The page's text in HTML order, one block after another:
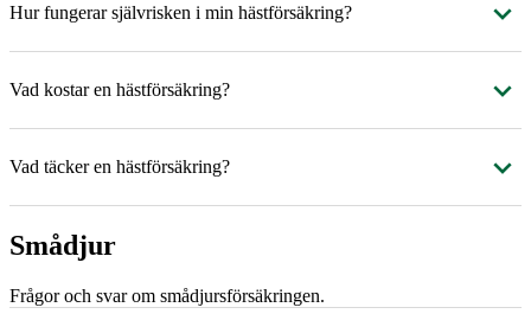
Hur fungerar självrisken i min hästförsäkring?
Vad kostar en hästförsäkring?
Vad täcker en hästförsäkring?
Smådjur
Frågor och svar om smådjursförsäkringen.